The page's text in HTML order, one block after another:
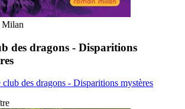
Milan
des dragons - Disparitions
des dragons - Disparitions mystères